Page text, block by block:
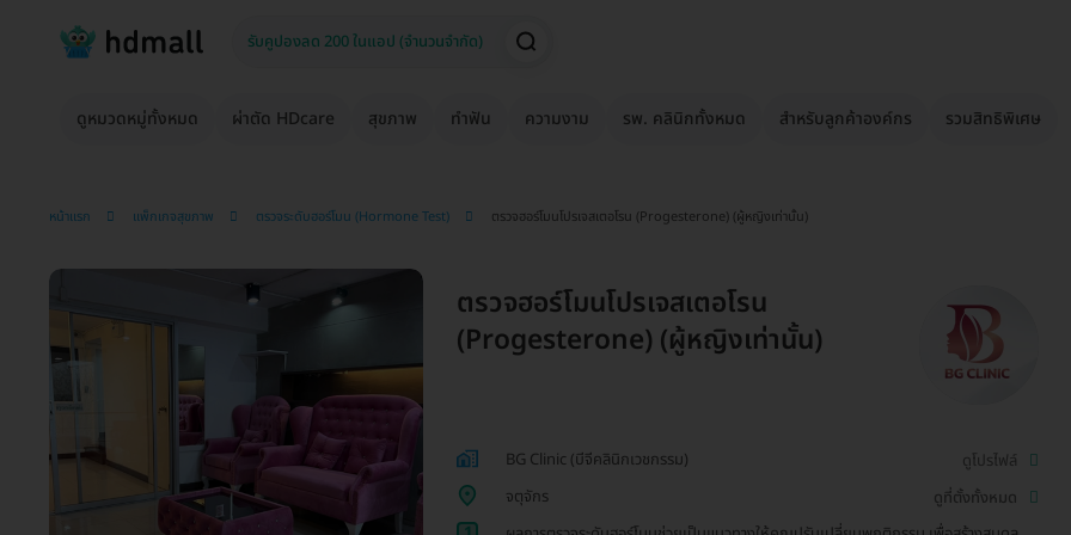
ดูหมวดหมู่ทั้งหมด ผ่าตัด HDcare สุขภาพ ทำฟัน ความงาม รพ. คลินิกทั้งหมด สำหรับลูกค้าองค์กร รวมสิทธิพิเศษ
หน้าแรก แพ็กเกจสุขภาพ ตรวจระดับฮอร์โมน (Hormone Test) ตรวจฮอร์โมนโปรเจสเตอโรน (Progesterone) (ผู้หญิงเท่านั้น)
ตรวจฮอร์โมนโปรเจสเตอโรน
(Progesterone) (ผู้หญิงเท่านั้น)
BG Clinic (บีจีคลินิกเวชกรรม)
ดูโปรไฟล์
จตุจักร
ดูที่ตั้งทั้งหมด